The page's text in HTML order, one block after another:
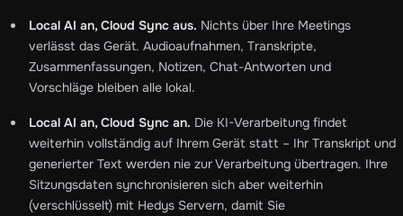
Local AI an, Cloud Sync aus. Nichts über Ihre Meetings
verlässt das Gerät. Audioaufnahmen, Transkripte,
Zusammenfassungen, Notizen, Chat-Antworten und
Vorschläge bleiben alle lokal.
Local AI an, Cloud Sync an. Die KI-Verarbeitung findet
weiterhin vollständig auf Ihrem Gerät statt – Ihr Transkript und
generierter Text werden nie zur Verarbeitung übertragen. Ihre
Sitzungsdaten synchronisieren sich aber weiterhin
(verschlüsselt) mit Hedys Servern, damit Sie